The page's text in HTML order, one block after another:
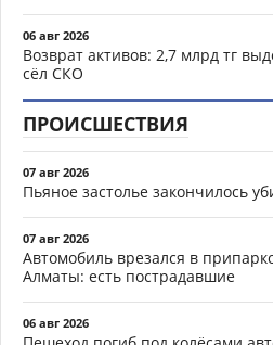
06 авг 2026
Возврат активов: 2,7 млрд тг
сёл СКО
ПРОИСШЕСТВИЯ
07 авг 2026
Пьяное застолье закончилось
07 авг 2026
Автомобиль врезался в
Алматы: есть пострадавшие
06 авг 2026